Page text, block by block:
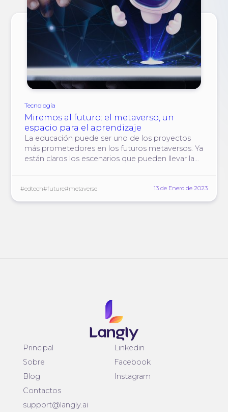
Tecnología
Miremos al futuro: el metaverso, un
espacio para el aprendizaje
La educación puede ser uno de los proyectos
más prometedores en los futuros metaversos. Ya
están claros los escenarios que pueden llevar la
#edtech#future#metaverse 13 de Enero de 2023
Principal
Sobre
Blog
Contactos
Linkedin
Facebook
Instagram
support@langly.ai